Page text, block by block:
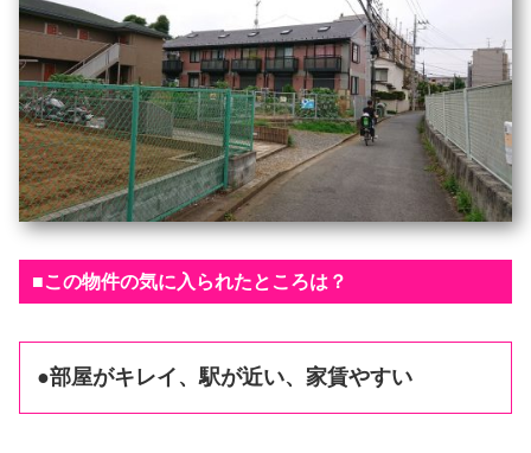
■この物件の気に入られたところは？
●部屋がキレイ、駅が近い、家賃やすい